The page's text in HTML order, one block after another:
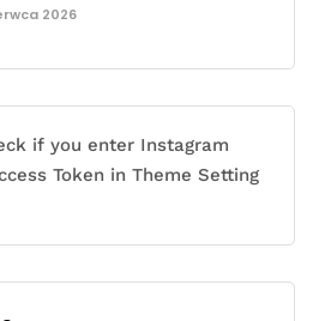
2026
if you enter Instagram
Token in Theme Setting